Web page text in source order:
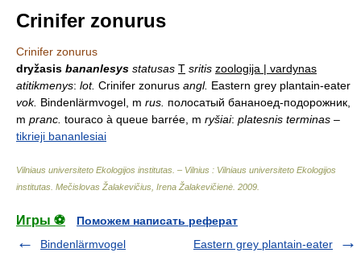
Crinifer zonurus
Crinifer zonurus
dryžasis bananlesys statusas T sritis zoologija | vardynas
atitikmenys: lot. Crinifer zonurus angl. Eastern grey plantain-eater
vok. Bindenlärmvogel, m rus. полосатый бананоед-подорожник,
m pranc. touraco à queue barrée, m ryšiai: platesnis terminas –
tikrieji bananlesiai
Vilniaus universiteto Ekologijos institutas. – Vilnius : Vilniaus universiteto Ekologijos
institutas Mečislovas Žalakevičius, Irena Žalakevičienė 2009
Игры ⚽
Поможем написать реферат
Bindenlärmvogel
Eastern grey plantain-eater